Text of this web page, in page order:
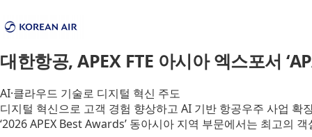
대한항공, APEX FTE 아시아 엑스포서
AI·클라우드 기술로 디지털 혁신 주도
디지털 혁신으로 고객 경험 향상하고 AI 기반 항공우주 사업 확
‘2026 APEX Best Awards’ 동아시아 지역 부문에서는 최고의